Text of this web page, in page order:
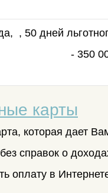
, 50 дней
- 350
карты
которая дает
без справок о
оплату в